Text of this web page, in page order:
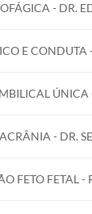
- DR.
E CONDUTA
ÚNICA
- DR.
FETO FETAL -